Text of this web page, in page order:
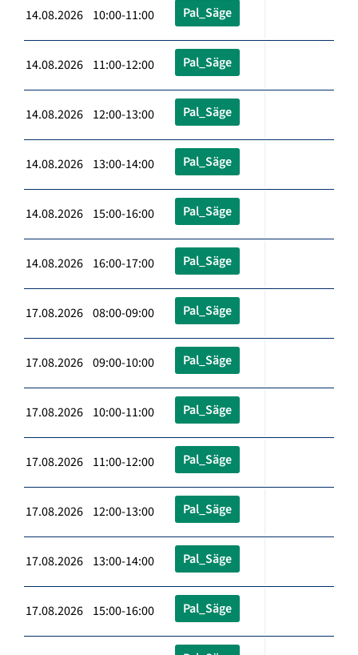
14.08.2026 10:00-11:00 Pal_Säge
14.08.2026 11:00-12:00 Pal_Säge
14.08.2026 12:00-13:00 Pal_Säge
14.08.2026 13:00-14:00 Pal_Säge
14.08.2026 15:00-16:00 Pal_Säge
14.08.2026 16:00-17:00 Pal_Säge
17.08.2026 08:00-09:00 Pal_Säge
17.08.2026 09:00-10:00 Pal_Säge
17.08.2026 10:00-11:00 Pal_Säge
17.08.2026 11:00-12:00 Pal_Säge
17.08.2026 12:00-13:00 Pal_Säge
17.08.2026 13:00-14:00 Pal_Säge
17.08.2026 15:00-16:00 Pal_Säge